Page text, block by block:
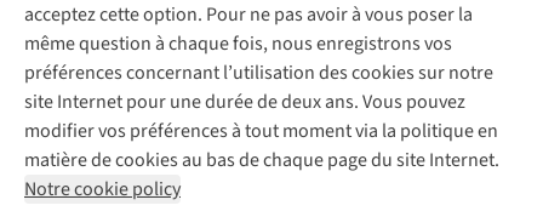
acceptez cette option. Pour ne pas avoir à vous poser la
même question à chaque fois, nous enregistrons vos
préférences concernant l’utilisation des cookies sur notre
site Internet pour une durée de deux ans. Vous pouvez
modifier vos préférences à tout moment via la politique en
matière de cookies au bas de chaque page du site Internet.
Notre cookie policy
Mentions légales
Politique de confidentialité
Conditions générales
Cookie Policy